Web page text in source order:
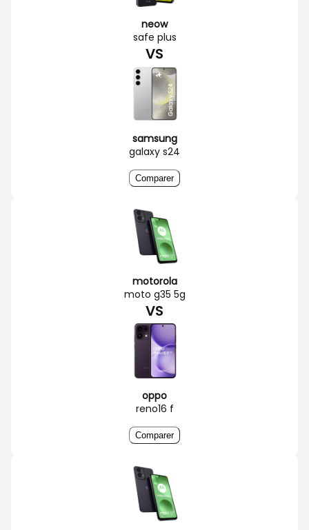
neow
safe plus
VS
samsung
galaxy s24
Comparer
motorola
moto g35 5g
VS
oppo
reno16 f
Comparer